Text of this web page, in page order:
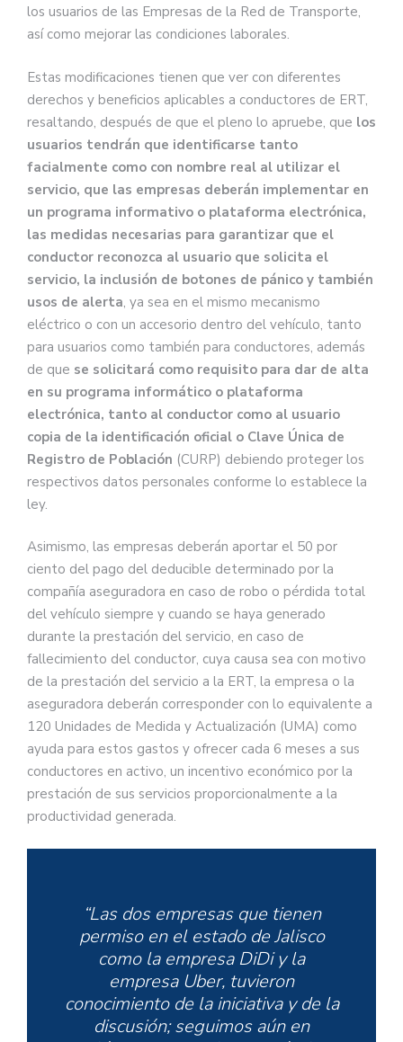
los usuarios de las Empresas de la Red de Transporte,
así como mejorar las condiciones laborales.
Estas modificaciones tienen que ver con diferentes
derechos y beneficios aplicables a conductores de ERT,
resaltando, después de que el pleno lo apruebe, que los
usuarios tendrán que identificarse tanto
facialmente como con nombre real al utilizar el
servicio, que las empresas deberán implementar en
un programa informativo o plataforma electrónica,
las medidas necesarias para garantizar que el
conductor reconozca al usuario que solicita el
servicio, la inclusión de botones de pánico y también
usos de alerta, ya sea en el mismo mecanismo
eléctrico o con un accesorio dentro del vehículo, tanto
para usuarios como también para conductores, además
de que se solicitará como requisito para dar de alta
en su programa informático o plataforma
electrónica, tanto al conductor como al usuario
copia de la identificación oficial o Clave Única de
Registro de Población (CURP) debiendo proteger los
respectivos datos personales conforme lo establece la
ley.
Asimismo, las empresas deberán aportar el 50 por
ciento del pago del deducible determinado por la
compañía aseguradora en caso de robo o pérdida total
del vehículo siempre y cuando se haya generado
durante la prestación del servicio, en caso de
fallecimiento del conductor, cuya causa sea con motivo
de la prestación del servicio a la ERT, la empresa o la
aseguradora deberán corresponder con lo equivalente a
120 Unidades de Medida y Actualización (UMA) como
ayuda para estos gastos y ofrecer cada 6 meses a sus
conductores en activo, un incentivo económico por la
prestación de sus servicios proporcionalmente a la
productividad generada.
“Las dos empresas que tienen
permiso en el estado de Jalisco
como la empresa DiDi y la
empresa Uber, tuvieron
conocimiento de la iniciativa y de la
discusión; seguimos aún en